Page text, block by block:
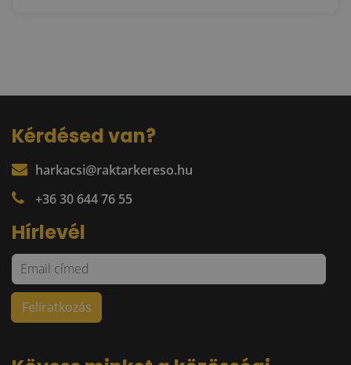
Kérdésed van?
harkacsi@raktarkereso.hu
+36 30 644 76 55
Hírlevél